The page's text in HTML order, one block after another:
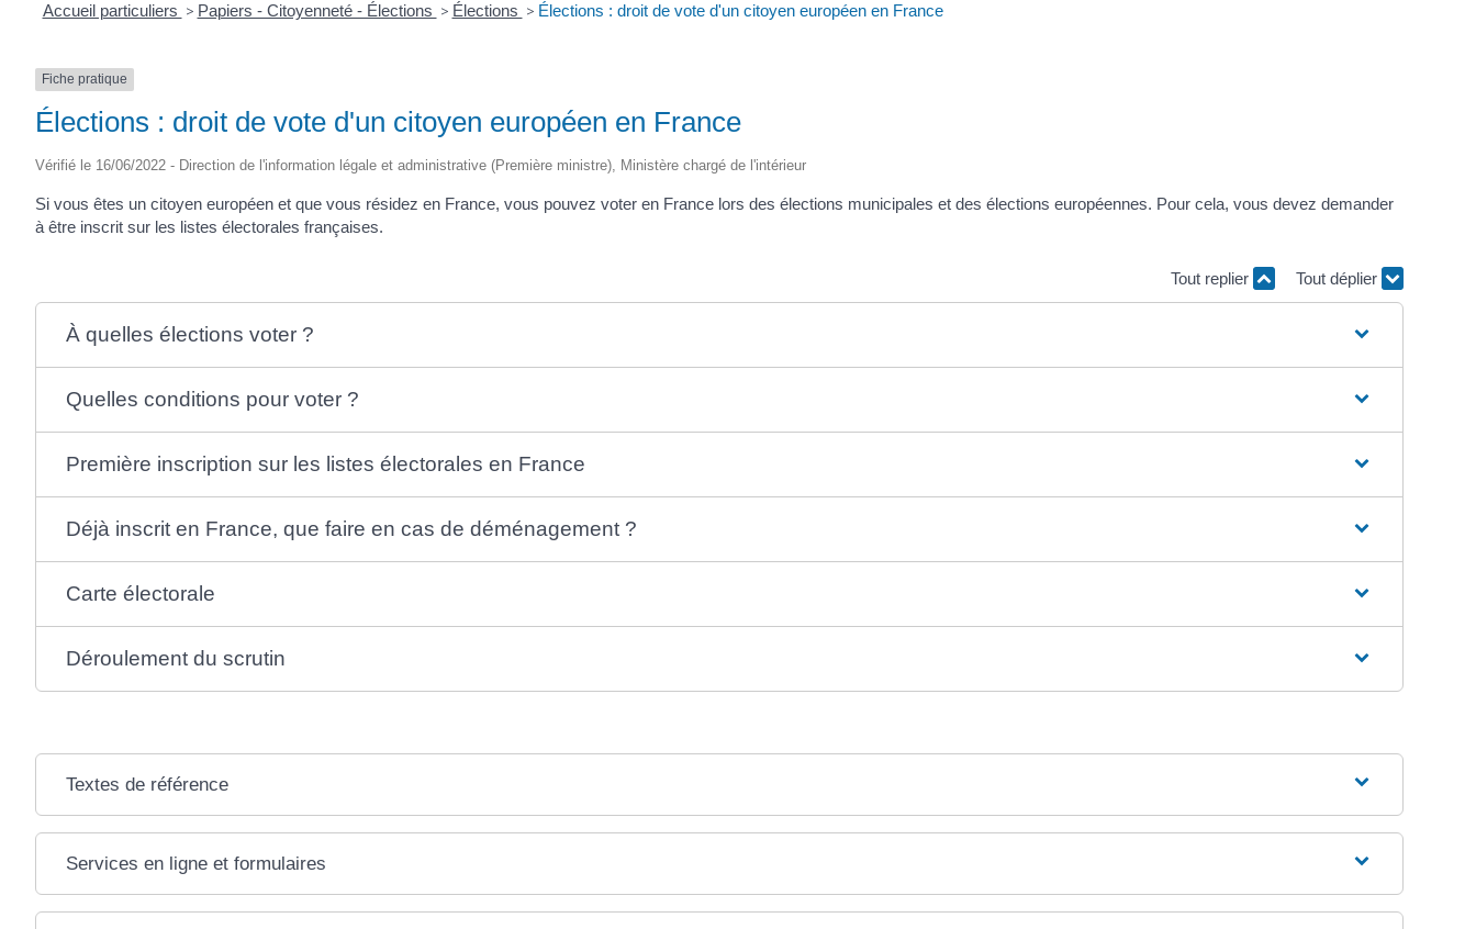
Accueil particuliers > Papiers - Citoyenneté - Élections > Élections > Élections : droit de vote d'un citoyen européen en France
Fiche pratique
Élections : droit de vote d'un citoyen européen en France
Vérifié le 16/06/2022 - Direction de l'information légale et administrative (Première ministre), Ministère chargé de l'intérieur
Si vous êtes un citoyen européen et que vous résidez en France, vous pouvez voter en France lors des élections municipales et des élections européennes. Pour cela, vous devez demander
à être inscrit sur les listes électorales françaises.
Tout replier Tout déplier
À quelles élections voter ?
Quelles conditions pour voter ?
Première inscription sur les listes électorales en France
Déjà inscrit en France, que faire en cas de déménagement ?
Carte électorale
Déroulement du scrutin
Textes de référence
Services en ligne et formulaires